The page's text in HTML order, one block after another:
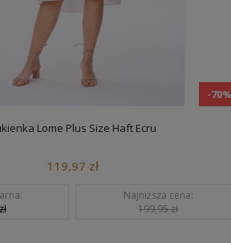
-
Lome Plus Size Haft Ecru
119,97 zł
Najniższa cena:
199,95 zł